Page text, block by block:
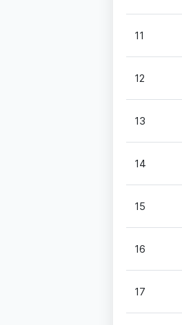
11
12
13
14
15
16
17